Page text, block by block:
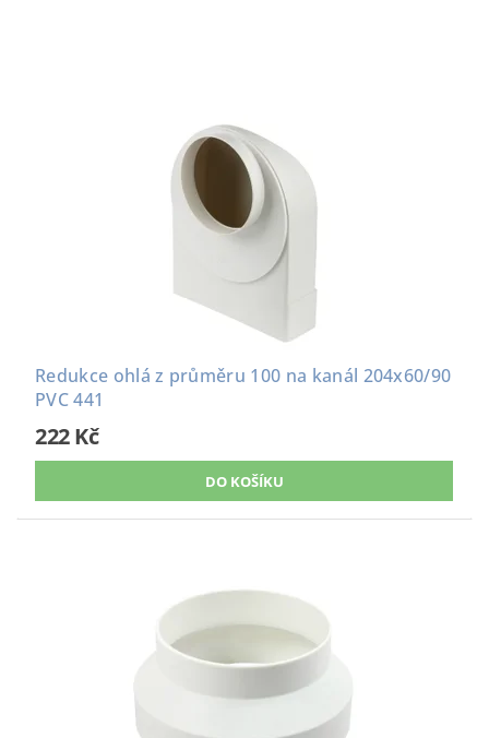
Redukce ohlá z průměru 100 na kanál 204x60/90
PVC 441
222 Kč